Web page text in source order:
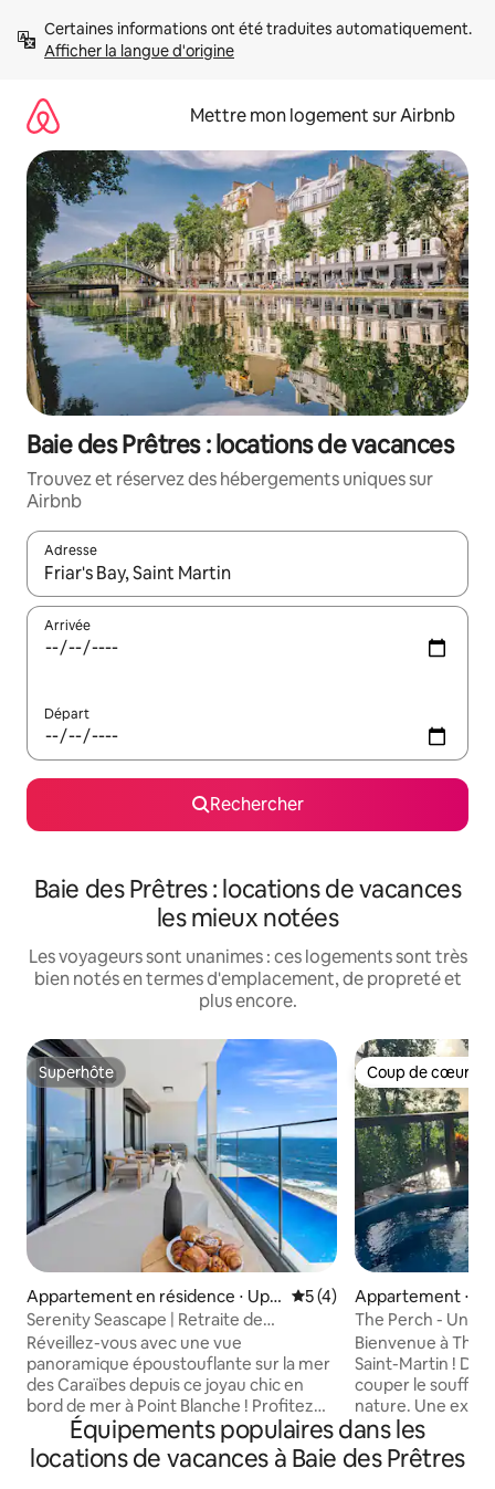
directement
Afficher la langue d'origine
Mettre mon logement sur Airbnb
Baie des Prêtres : locations de vacances
Trouvez et réservez des hébergements uniques sur
Airbnb
Adresse
Lorsque les résultats s'affichent, utilisez les flèches vers le
Arrivée
Départ
Rechercher
Baie des Prêtres : locations de vacances
les mieux notées
Les voyageurs sont unanimes : ces logements sont très
bien notés en termes d'emplacement, de propreté et
plus encore.
Superhôte
Superhôte
Appartement en résidence ⋅ Upp
er Prince's Quarter
Évaluation moyenne sur
5 (4)
Serenity Seascape | Retraite de
2 chambres, vue à 270° sur l'océan
Réveillez-vous avec une vue
panoramique époustouflante sur la mer
des Caraïbes depuis ce joyau chic en
bord de mer à Point Blanche ! Profitez
d'une vue à 270°, de levers de soleil
idylliques et d'une vue sur Saint-
Barthélemy depuis votre terrasse
Coup de cœur
Coup de cœur
Appartement ⋅ St
The Perch - Une
la jungle.
Bienvenue à The
Saint-Martin !
couper le souffle
nature. Une
iguanes dans les
singes qui
Cette propriété
Équipements populaires dans les
locations de vacances à Baie des Prêtres